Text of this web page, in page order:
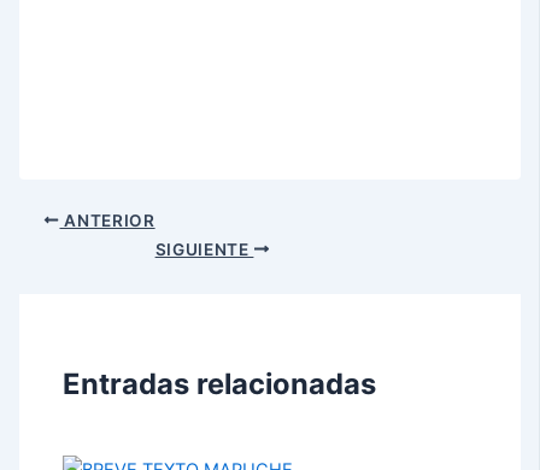
ANTERIOR
SIGUIENTE
Entradas relacionadas